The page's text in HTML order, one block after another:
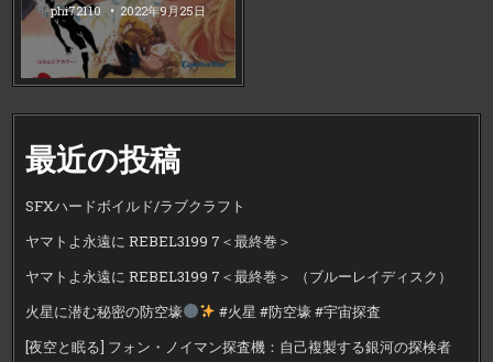
phi72110 2022年9月25日
最近の投稿
SFXハードボイルド/ラブクラフト
ヤマトよ永遠に REBEL3199 7＜最終巻＞
ヤマトよ永遠に REBEL3199 7＜最終巻＞ （ブルーレイディスク）
火星に潜む秘密の防空壕
#火星 #防空壕 #宇宙探査
[夜空と眠る] フォン・ノイマン探査機：自己複製する銀河の探検者